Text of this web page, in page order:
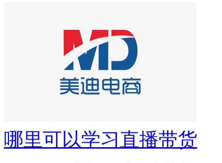
哪里可以学习直播带货